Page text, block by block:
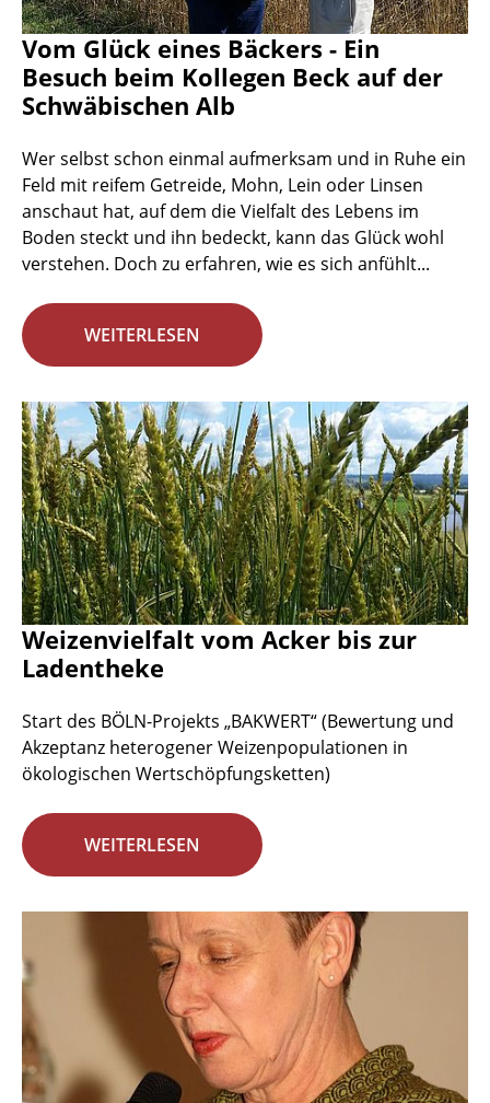
Vom Glück eines Bäckers - Ein
Besuch beim Kollegen Beck auf der
Schwäbischen Alb
Wer selbst schon einmal aufmerksam und in Ruhe ein
Feld mit reifem Getreide, Mohn, Lein oder Linsen
anschaut hat, auf dem die Vielfalt des Lebens im
Boden steckt und ihn bedeckt, kann das Glück wohl
verstehen. Doch zu erfahren, wie es sich anfühlt...
WEITERLESEN
Weizenvielfalt vom Acker bis zur
Ladentheke
Start des BÖLN-Projekts „BAKWERT“ (Bewertung und
Akzeptanz heterogener Weizenpopulationen in
ökologischen Wertschöpfungsketten)
WEITERLESEN